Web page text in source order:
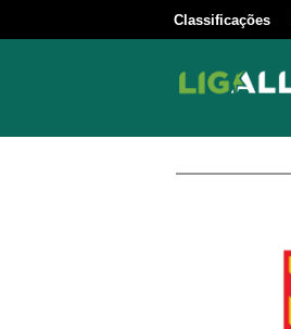
Classificações